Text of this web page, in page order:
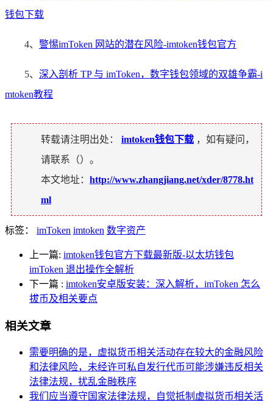
钱包下载
4、 警惕imToken 网站的潜在风险-imtoken钱包官方
5、 深入剖析 TP 与 imToken，数字钱包领域的双雄争霸-i
mtoken教程
转载请注明出处： imtoken钱包下载 ，如有疑问，
请联系（）。
本文地址： http://www.zhangjiang.net/xder/8778.ht
ml
标签： imToken imtoken 数字资产
上一篇: imtoken钱包官方下载最新版-以太坊钱包
imToken 退出操作全解析
下一篇 : imtoken安卓版安装：深入解析，imToken 怎么
拔币及相关要点
相关文章
需要明确的是，虚拟货币相关活动存在较大的金融风险
和法律风险，未经许可私自发行代币可能涉嫌违反相关
法律法规，扰乱金融秩序
我们应当遵守国家法律法规，自觉抵制虚拟货币相关活